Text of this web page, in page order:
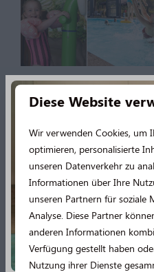
Diese Website
Wir verwenden Cookies, um
optimieren, personalisierte
unseren Datenverkehr zu
Informationen über Ihre
unseren Partnern für soziale
Analyse. Diese Partner
anderen Informationen
Verfügung gestellt haben
Nutzung ihrer Dienste